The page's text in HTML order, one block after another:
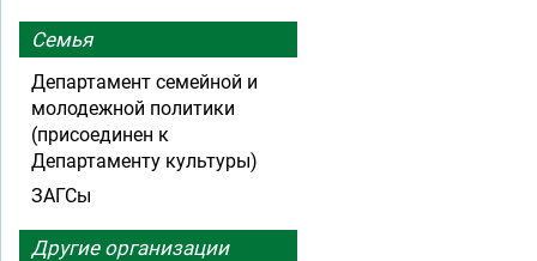
Семья
Департамент семейной и
молодежной политики
(присоединен к
Департаменту культуры)
ЗАГСы
Другие организации